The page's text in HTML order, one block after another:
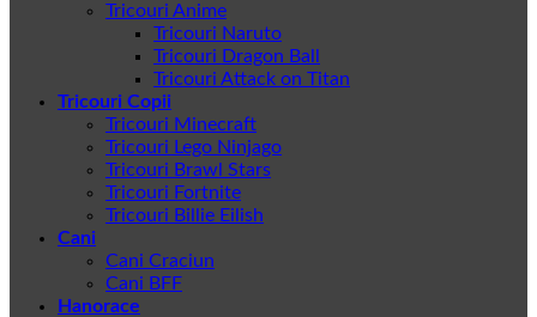
Tricouri Anime
Tricouri Naruto
Tricouri Dragon Ball
Tricouri Attack on Titan
Tricouri Copii
Tricouri Minecraft
Tricouri Lego Ninjago
Tricouri Brawl Stars
Tricouri Fortnite
Tricouri Billie Eilish
Cani
Cani Craciun
Cani BFF
Hanorace